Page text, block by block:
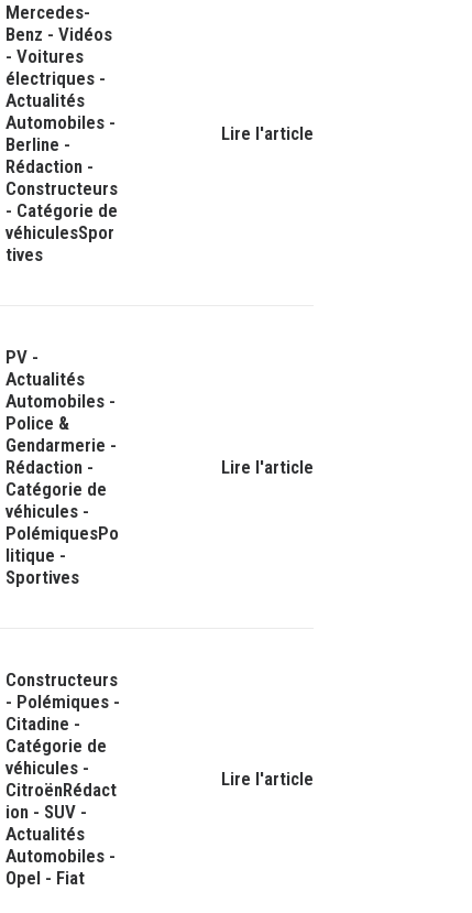
Mercedes-
Benz - Vidéos
- Voitures
électriques -
Actualités
Automobiles -
Berline -
Rédaction -
Constructeurs
- Catégorie de
véhiculesSpor
tives
Lire l'article
PV -
Actualités
Automobiles -
Police &
Gendarmerie -
Rédaction -
Catégorie de
véhicules -
PolémiquesPo
litique -
Sportives
Lire l'article
Constructeurs
- Polémiques -
Citadine -
Catégorie de
véhicules -
CitroënRédact
ion - SUV -
Actualités
Automobiles -
Opel - Fiat
Lire l'article